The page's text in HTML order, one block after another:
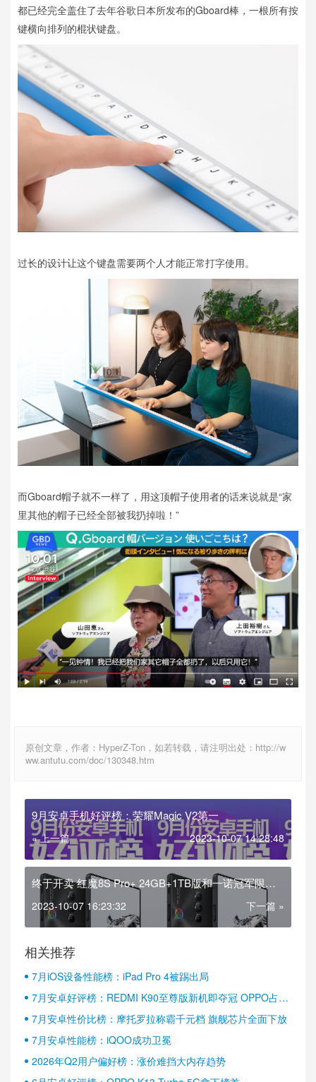
都已经完全盖住了去年谷歌日本所发布的Gboard棒，一根所有按
键横向排列的棍状键盘。
过长的设计让这个键盘需要两个人才能正常打字使用。
而Gboard帽子就不一样了，用这顶帽子使用者的话来说就是“家
里其他的帽子已经全部被我扔掉啦！”
原创文章，作者：HyperZ-Ton，如若转载，请注明出处：http://w
ww.antutu.com/doc/130348.htm
9月安卓手机好评榜：荣耀Magic V2第一
« 上一篇 2023-10-07 14:28:48
终于开卖 红魔8S Pro+ 24GB+1TB版和一诺冠军限定
版开售
2023-10-07 16:23:32 下一篇 »
相关推荐
7月iOS设备性能榜：iPad Pro 4被踢出局
7月安卓好评榜：REDMI K90至尊版新机即夺冠 OPPO占据
半壁江山
7月安卓性价比榜：摩托罗拉称霸千元档 旗舰芯片全面下放
7月安卓性能榜：iQOO成功卫冕
2026年Q2用户偏好榜：涨价难挡大内存趋势